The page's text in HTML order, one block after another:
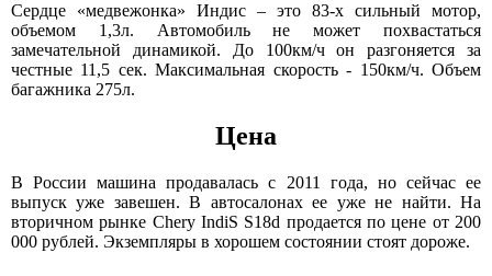
Сердце «медвежонка» Индис – это 83-х сильный мотор,
объемом 1,3л. Автомобиль не может похвастаться
замечательной динамикой. До 100км/ч он разгоняется за
честные 11,5 сек. Максимальная скорость - 150км/ч. Объем
багажника 275л.
Цена
В России машина продавалась с 2011 года, но сейчас ее
выпуск уже завешен. В автосалонах ее уже не найти. На
вторичном рынке Chery IndiS S18d продается по цене от 200
000 рублей. Экземпляры в хорошем состоянии стоят дороже.